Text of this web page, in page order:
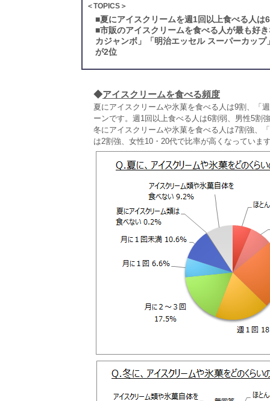
＜TOPICS＞
■夏にアイスクリームを週1回以上食べる人は
■市販のアイスクリームを食べる人が最も好
カジャンボ」「明治エッセル スーパーカッ
が2位
◆アイスクリームを食べる頻度
夏にアイスクリームや氷菓を食べる人は9割、「
ーンです。週1回以上食べる人は6割弱、男性5割
冬にアイスクリームや氷菓を食べる人は7割強、
は2割強、女性10・20代で比率が高くなっていま